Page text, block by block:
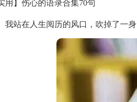
用】伤心的语录合集70句
在人生阅历的风口，吹掉了一身